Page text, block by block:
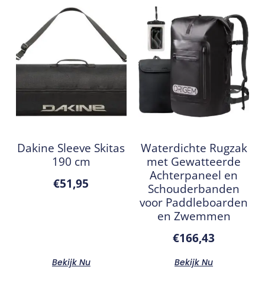
Dakine Sleeve Skitas
190 cm
€51,95
Bekijk Nu
Waterdichte Rugzak
met Gewatteerde
Achterpaneel en
Schouderbanden
voor Paddleboarden
en Zwemmen
€166,43
Bekijk Nu